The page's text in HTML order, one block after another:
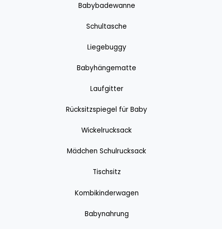
Babybadewanne
Schultasche
Liegebuggy
Babyhängematte
Laufgitter
Rücksitzspiegel für Baby
Wickelrucksack
Mädchen Schulrucksack
Tischsitz
Kombikinderwagen
Babynahrung